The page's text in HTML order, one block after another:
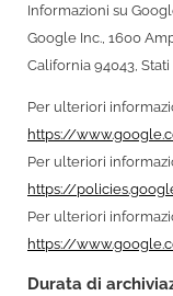
Informazioni su
Google Inc., 1600
California 94043, Stati
Per ulteriori
https://
Per ulteriori
https://
Per ulteriori
https://
Durata di